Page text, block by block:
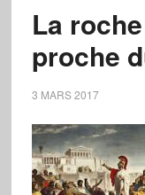
La
proche
3 MARS 2017